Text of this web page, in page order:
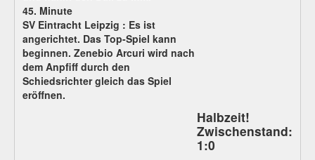
45. Minute
SV Eintracht Leipzig : Es ist
angerichtet. Das Top-Spiel kann
beginnen. Zenebio Arcuri wird nach
dem Anpfiff durch den
Schiedsrichter gleich das Spiel
eröffnen.
Halbzeit!
Zwischenstand:
1:0